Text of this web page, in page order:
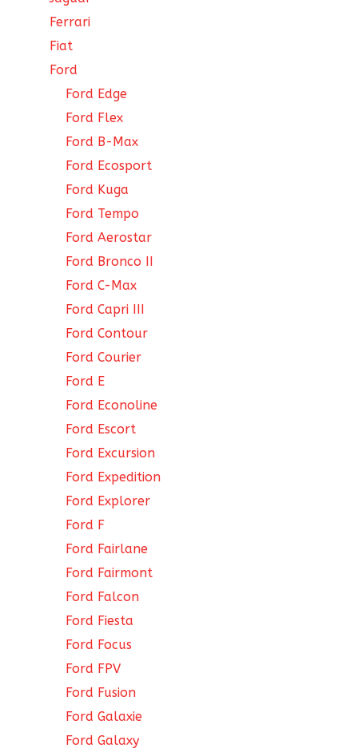
Ferrari
Fiat
Ford
Ford Edge
Ford Flex
Ford B-Max
Ford Ecosport
Ford Kuga
Ford Tempo
Ford Aerostar
Ford Bronco II
Ford C-Max
Ford Capri III
Ford Contour
Ford Courier
Ford E
Ford Econoline
Ford Escort
Ford Excursion
Ford Expedition
Ford Explorer
Ford F
Ford Fairlane
Ford Fairmont
Ford Falcon
Ford Fiesta
Ford Focus
Ford FPV
Ford Fusion
Ford Galaxie
Ford Galaxy